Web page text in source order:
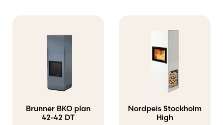
Inredning och redskap
Brunner BKO plan
42-42 DT
Nordpeis Stockholm
High